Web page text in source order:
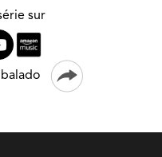
sur